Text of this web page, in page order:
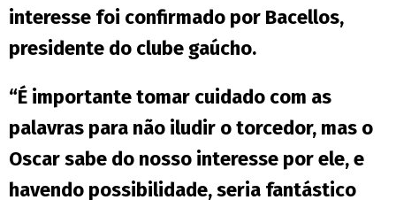
interesse foi confirmado por Bacellos,
presidente do clube gaúcho.
“É importante tomar cuidado com as
palavras para não iludir o torcedor, mas o
Oscar sabe do nosso interesse por ele, e
havendo possibilidade, seria fantástico